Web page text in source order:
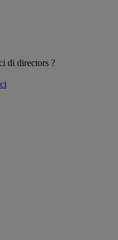
di directors ?